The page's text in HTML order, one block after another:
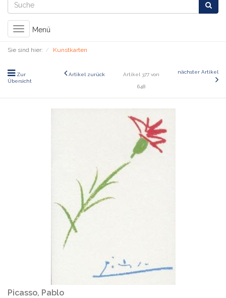
Toggle
navigation
Menü
Sie sind hier: Kunstkarten
Zur
Übersicht
Artikel zurück Artikel 377 von
648
nächster Artikel
Picasso, Pablo